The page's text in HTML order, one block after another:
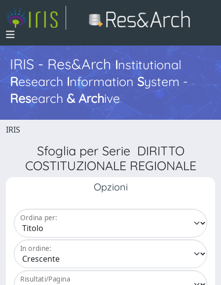
IRIS - Res&ArchInstitutional
Research InformationSystem -
Research & Archive
IRIS
Sfoglia per Serie DIRITTO
COSTITUZIONALE REGIONALE
Opzioni
Ordina per:
In ordine:
Risultati/Pagina